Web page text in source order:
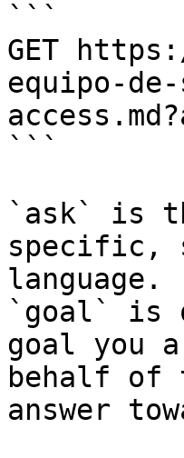
```
GET
equipo-
```
`ask` is
specific,
language.
`goal` is
goal you
behalf of
answer